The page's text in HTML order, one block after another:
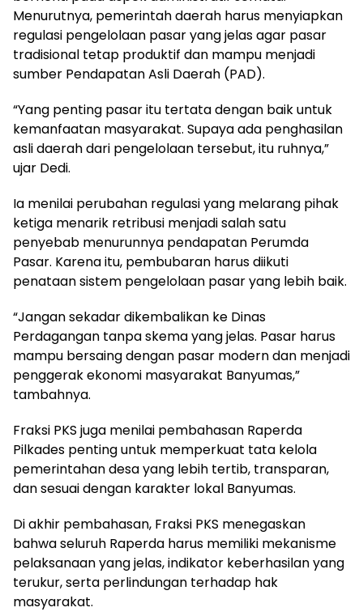
Menurutnya, pemerintah daerah harus menyiapkan
regulasi pengelolaan pasar yang jelas agar pasar
tradisional tetap produktif dan mampu menjadi
sumber Pendapatan Asli Daerah (PAD).
“Yang penting pasar itu tertata dengan baik untuk
kemanfaatan masyarakat. Supaya ada penghasilan
asli daerah dari pengelolaan tersebut, itu ruhnya,”
ujar Dedi.
Ia menilai perubahan regulasi yang melarang pihak
ketiga menarik retribusi menjadi salah satu
penyebab menurunnya pendapatan Perumda
Pasar. Karena itu, pembubaran harus diikuti
penataan sistem pengelolaan pasar yang lebih baik.
“Jangan sekadar dikembalikan ke Dinas
Perdagangan tanpa skema yang jelas. Pasar harus
mampu bersaing dengan pasar modern dan menjadi
penggerak ekonomi masyarakat Banyumas,”
tambahnya.
Fraksi PKS juga menilai pembahasan Raperda
Pilkades penting untuk memperkuat tata kelola
pemerintahan desa yang lebih tertib, transparan,
dan sesuai dengan karakter lokal Banyumas.
Di akhir pembahasan, Fraksi PKS menegaskan
bahwa seluruh Raperda harus memiliki mekanisme
pelaksanaan yang jelas, indikator keberhasilan yang
terukur, serta perlindungan terhadap hak
masyarakat.